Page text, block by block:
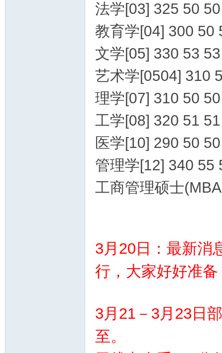
法学[03] 325 50
教育学[04] 300
文学[05] 330 53
艺术学[0504] 310
理学[07] 310 50
工学[08] 320 51
医学[10] 290 50
管理学[12] 340 55
工商管理硕士
3月20日：最新消
行，大家好好准备
3月21－3月23日
至。